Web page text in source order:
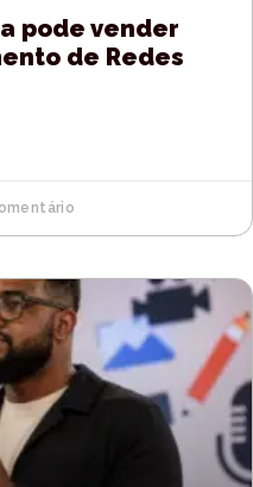
pode vender
de Redes